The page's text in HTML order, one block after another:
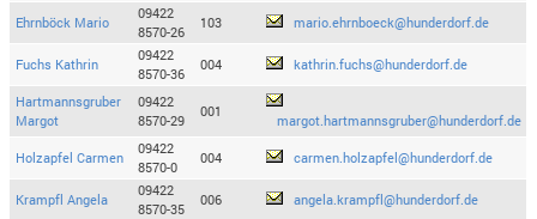
Ehrnböck Mario
09422
8570-26
103 mario.ehrnboeck@hunderdorf.de
Fuchs Kathrin
09422
8570-36
004 kathrin.fuchs@hunderdorf.de
Hartmannsgruber
Margot
09422
8570-29
001
margot.hartmannsgruber@hunderdorf.de
Holzapfel Carmen
09422
8570-0
004 carmen.holzapfel@hunderdorf.de
Krampfl Angela
09422
8570-35
006 angela.krampfl@hunderdorf.de